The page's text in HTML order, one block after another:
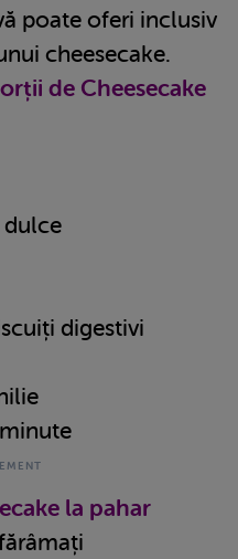
poate oferi inclusiv
cheesecake.
de Cheesecake
dulce
digestivi
la pahar